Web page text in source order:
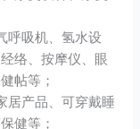
呼吸机、氢水设
络、按摩仪、眼
帖等；
居产品、可穿戴睡
健等；